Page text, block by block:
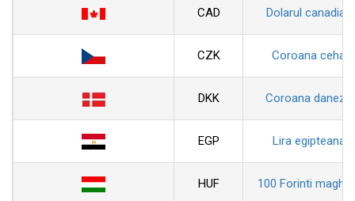
CAD Dolarul canadian
CZK Coroana ceha
DKK Coroana daneza
EGP Lira egipteana
HUF 100 Forinti